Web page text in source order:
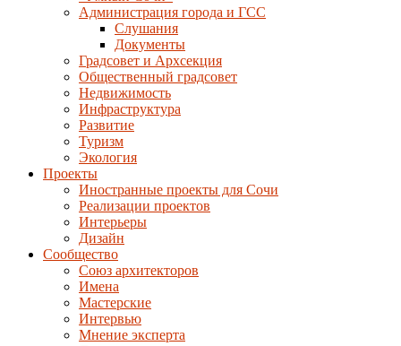
Администрация города и ГСС
Слушания
Документы
Градсовет и Архсекция
Общественный градсовет
Недвижимость
Инфраструктура
Развитие
Туризм
Экология
Проекты
Иностранные проекты для Сочи
Реализации проектов
Интерьеры
Дизайн
Сообщество
Союз архитекторов
Имена
Мастерские
Интервью
Мнение эксперта